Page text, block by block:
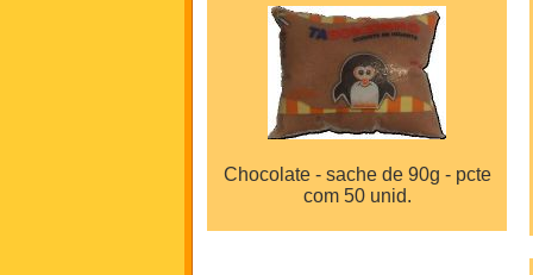
Chocolate - sache de 90g - pcte
com 50 unid.